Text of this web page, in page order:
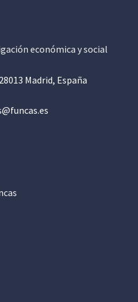
económica y social
Madrid, España